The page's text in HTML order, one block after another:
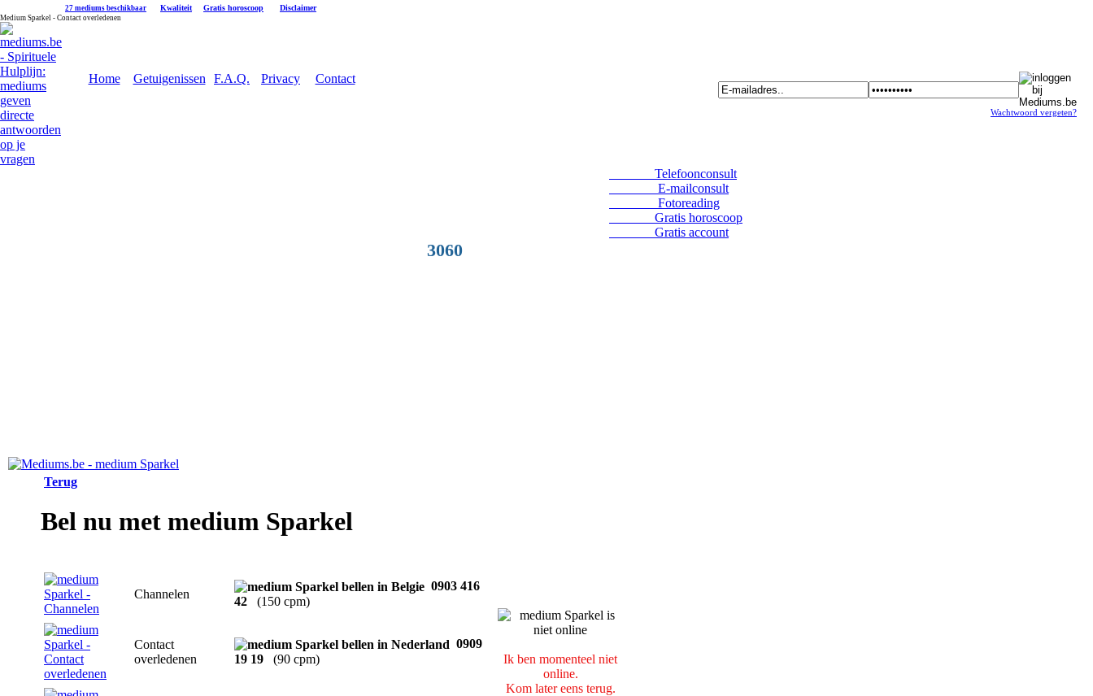
27 mediums beschikbaar Kwaliteit Gratis horoscoop Disclaimer
Medium Sparkel - Contact overledenen
Home Getuigenissen F.A.Q. Privacy Contact
Wachtwoord vergeten?
3060
Telefoonconsult
E-mailconsult
Fotoreading
Gratis horoscoop
Gratis account
Terug
Bel nu met medium Sparkel
Channelen
0903 416
42
(150 cpm)
Ik ben momenteel niet
online.
Kom later eens terug.
Contact
overledenen
0909
19 19
(90 cpm)